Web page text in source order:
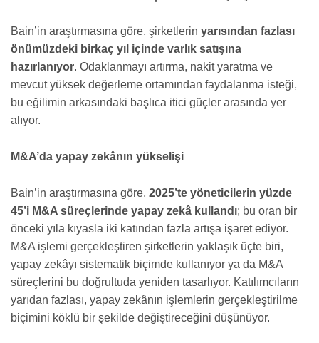
Bain’in araştırmasına göre, şirketlerin yarısından fazlası
önümüzdeki birkaç yıl içinde varlık satışına
hazırlanıyor. Odaklanmayı artırma, nakit yaratma ve
mevcut yüksek değerleme ortamından faydalanma isteği,
bu eğilimin arkasındaki başlıca itici güçler arasında yer
alıyor.
M&A’da yapay zekânın yükselişi
Bain’in araştırmasına göre, 2025’te yöneticilerin yüzde
45’i M&A süreçlerinde yapay zekâ kullandı; bu oran bir
önceki yıla kıyasla iki katından fazla artışa işaret ediyor.
M&A işlemi gerçekleştiren şirketlerin yaklaşık üçte biri,
yapay zekâyı sistematik biçimde kullanıyor ya da M&A
süreçlerini bu doğrultuda yeniden tasarlıyor. Katılımcıların
yarıdan fazlası, yapay zekânın işlemlerin gerçekleştirilme
biçimini köklü bir şekilde değiştireceğini düşünüyor.